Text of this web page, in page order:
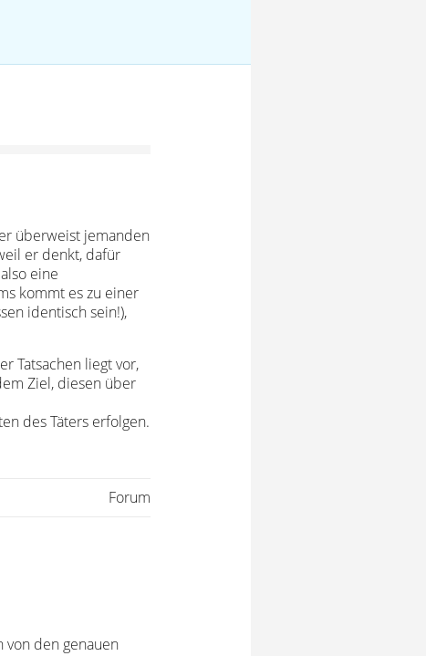
überweist jemanden
er denkt, dafür
eine
kommt es zu einer
identisch sein!),
Tatsachen liegt vor,
Ziel, diesen über
des Täters erfolgen.
Forum
von den genauen